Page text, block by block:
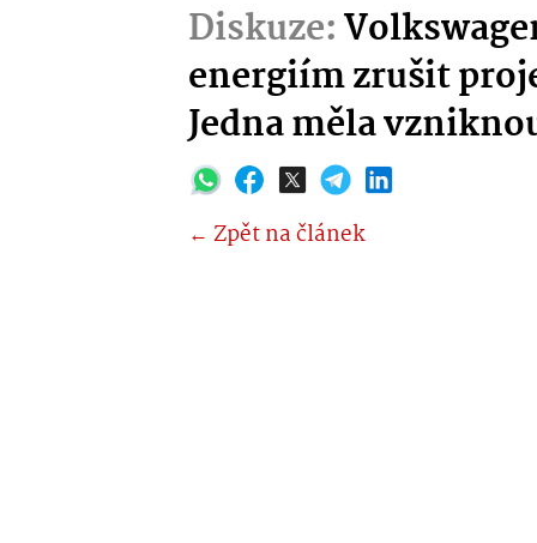
Diskuze:
energiím zrušit
Jedna měla
← Zpět na článek